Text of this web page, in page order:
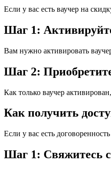
Если у вас есть ваучер на
Шаг 1:
Вам нужно активировать
Шаг 2:
Как только ваучер
Как получить
Если у вас есть
Шаг 1: Свяжитесь